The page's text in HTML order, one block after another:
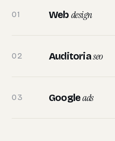
01 Web design
02 Auditoriaseo
03 Googleads